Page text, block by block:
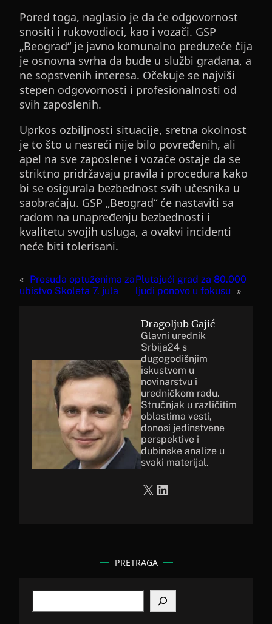
Pored toga, naglasio je da će odgovornost
snositi i rukovodioci, kao i vozači. GSP
„Beograd“ je javno komunalno preduzeće čija
je osnovna svrha da bude u službi građana, a
ne sopstvenih interesa. Očekuje se najviši
stepen odgovornosti i profesionalnosti od
svih zaposlenih.
Uprkos ozbiljnosti situacije, sretna okolnost
je to što u nesreći nije bilo povređenih, ali
apel na sve zaposlene i vozače ostaje da se
striktno pridržavaju pravila i procedura kako
bi se osigurala bezbednost svih učesnika u
saobraćaju. GSP „Beograd“ će nastaviti sa
radom na unapređenju bezbednosti i
kvalitetu svojih usluga, a ovakvi incidenti
neće biti tolerisani.
« Presuda optuženima za
ubistvo Skoleta 7. jula
Plutajući grad za 80.000
ljudi ponovo u fokusu
»
Dragoljub Gajić
Glavni urednik
Srbija24 s
dugogodišnjim
iskustvom u
novinarstvu i
uredničkom radu.
Stručnjak u različitim
oblastima vesti,
donosi jedinstvene
perspektive i
dubinske analize u
svaki materijal.
X LinkedIn
PRETRAGA